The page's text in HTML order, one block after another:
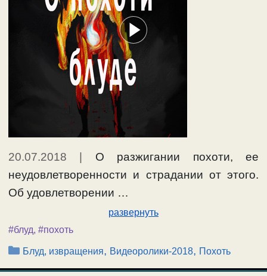
#семья
20.07.2018
О разжигании похоти, ее
неудовлетворенности и страдании от этого.
Об удовлетворении …
развернуть
#блуд, #похоть
Рубрики
Блуд, извращения, Видеоролики-2018, Похоть